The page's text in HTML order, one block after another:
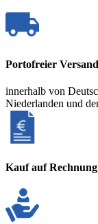
Portofreier Versand
innerhalb von
Niederlanden und
Kauf auf Rechnung